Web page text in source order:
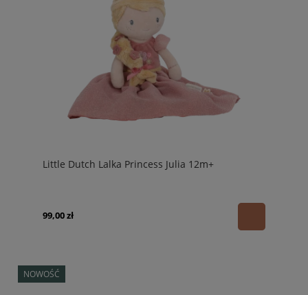
Little Dutch Lalka Princess Julia 12m+
99,00 zł
NOWOŚĆ